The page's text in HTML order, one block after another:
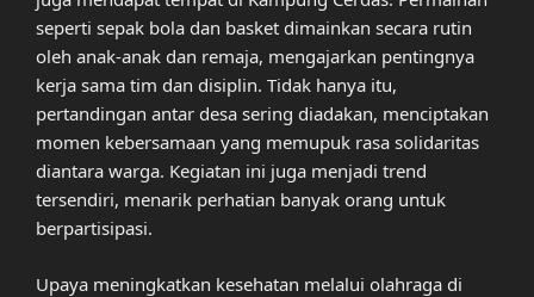
seperti sepak bola dan basket dimainkan secara rutin
oleh anak-anak dan remaja, mengajarkan pentingnya
kerja sama tim dan disiplin. Tidak hanya itu,
pertandingan antar desa sering diadakan, menciptakan
momen kebersamaan yang memupuk rasa solidaritas
diantara warga. Kegiatan ini juga menjadi trend
tersendiri, menarik perhatian banyak orang untuk
berpartisipasi.
Upaya meningkatkan kesehatan melalui olahraga di